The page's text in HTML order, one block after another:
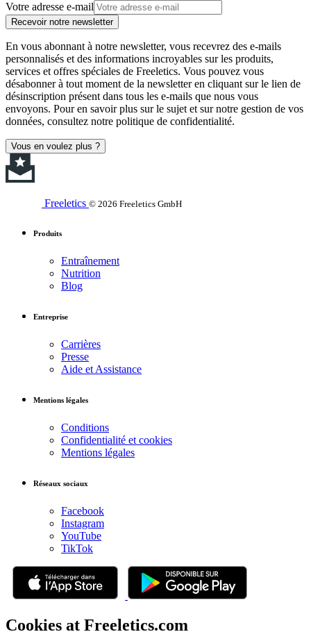
Votre adresse e-mail
Recevoir notre newsletter
En vous abonnant à notre newsletter, vous recevrez des e-mails
personnalisés et des informations incroyables sur les produits,
services et offres spéciales de Freeletics. Vous pouvez vous
désabonner à tout moment de la newsletter en cliquant sur le lien de
désinscription présent dans tous les e-mails que nous vous
envoyons. Pour en savoir plus sur le sujet et sur notre gestion de vos
données, consultez notre politique de confidentialité.
Vous en voulez plus ?
Freeletics © 2026 Freeletics GmbH
Produits
Entraînement
Nutrition
Blog
Entreprise
Carrières
Presse
Aide et Assistance
Mentions légales
Conditions
Confidentialité et cookies
Mentions légales
Réseaux sociaux
Facebook
Instagram
YouTube
TikTok
Cookies at Freeletics.com